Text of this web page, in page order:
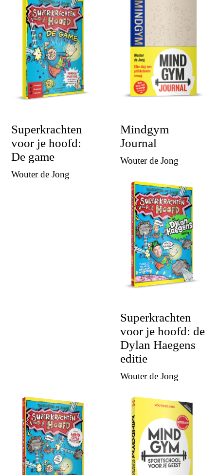
Superkrachten
voor je hoofd:
De game
Wouter de Jong
Mindgym
Journal
Wouter de Jong
Superkrachten
voor je hoofd: de
Dylan Haegens
editie
Wouter de Jong